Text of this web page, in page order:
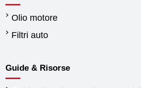
Olio motore
Filtri auto
Guide & Risorse